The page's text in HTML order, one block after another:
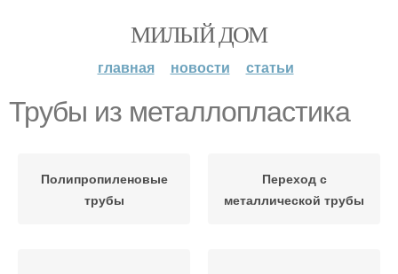
МИЛЫЙ ДОМ
главная новости статьи
Трубы из металлопластика
Полипропиленовые
трубы
Переход с
металлической трубы